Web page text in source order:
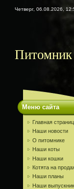
Четверг, 06.08.2026,
Питомник
Меню сайта
Главная
Наши новости
О питомнике
Наши коты
Наши кошки
Котята на
Наши планы
Наши